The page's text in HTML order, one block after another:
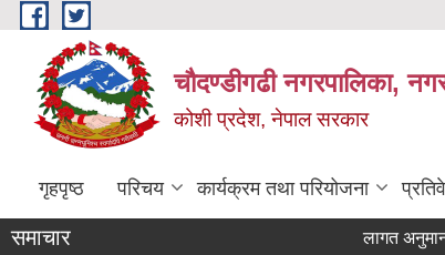
Skip to main content
चौदण्डीगढी नगरपालिका,
कोशी प्रदेश, नेपाल सरकार
गृहपृष्ठ परिचय कार्यक्रम तथा परियोजना
समाचार लागत अनुमान